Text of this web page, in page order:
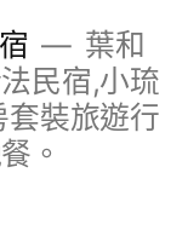
葉和
民宿,小琉
裝旅遊行
。